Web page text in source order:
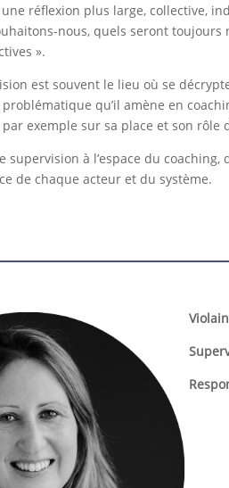
réflexion plus large, collective,
nous, quels seront
».
est souvent le lieu où se
qu’il amène en
exemple sur sa place et son rôle
supervision à l’espace du
de chaque acteur et du système.